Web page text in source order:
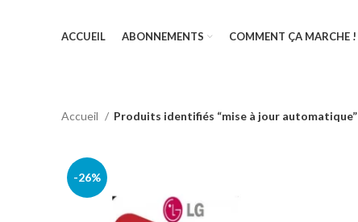
ACCUEIL ABONNEMENTS COMMENT ÇA MARCHE !
Accueil Produits identifiés “mise à jour automatique”
-26%